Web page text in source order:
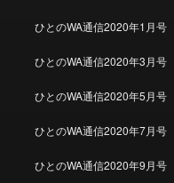
ひとのWA通信2020年1月号
ひとのWA通信2020年3月号
ひとのWA通信2020年5月号
ひとのWA通信2020年7月号
ひとのWA通信2020年9月号